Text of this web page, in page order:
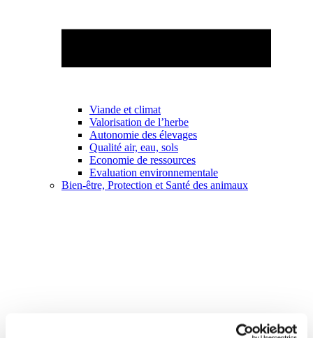
Viande et climat
Valorisation de l’herbe
Autonomie des élevages
Qualité air, eau, sols
Economie de ressources
Evaluation environnementale
Bien-être, Protection et Santé des animaux